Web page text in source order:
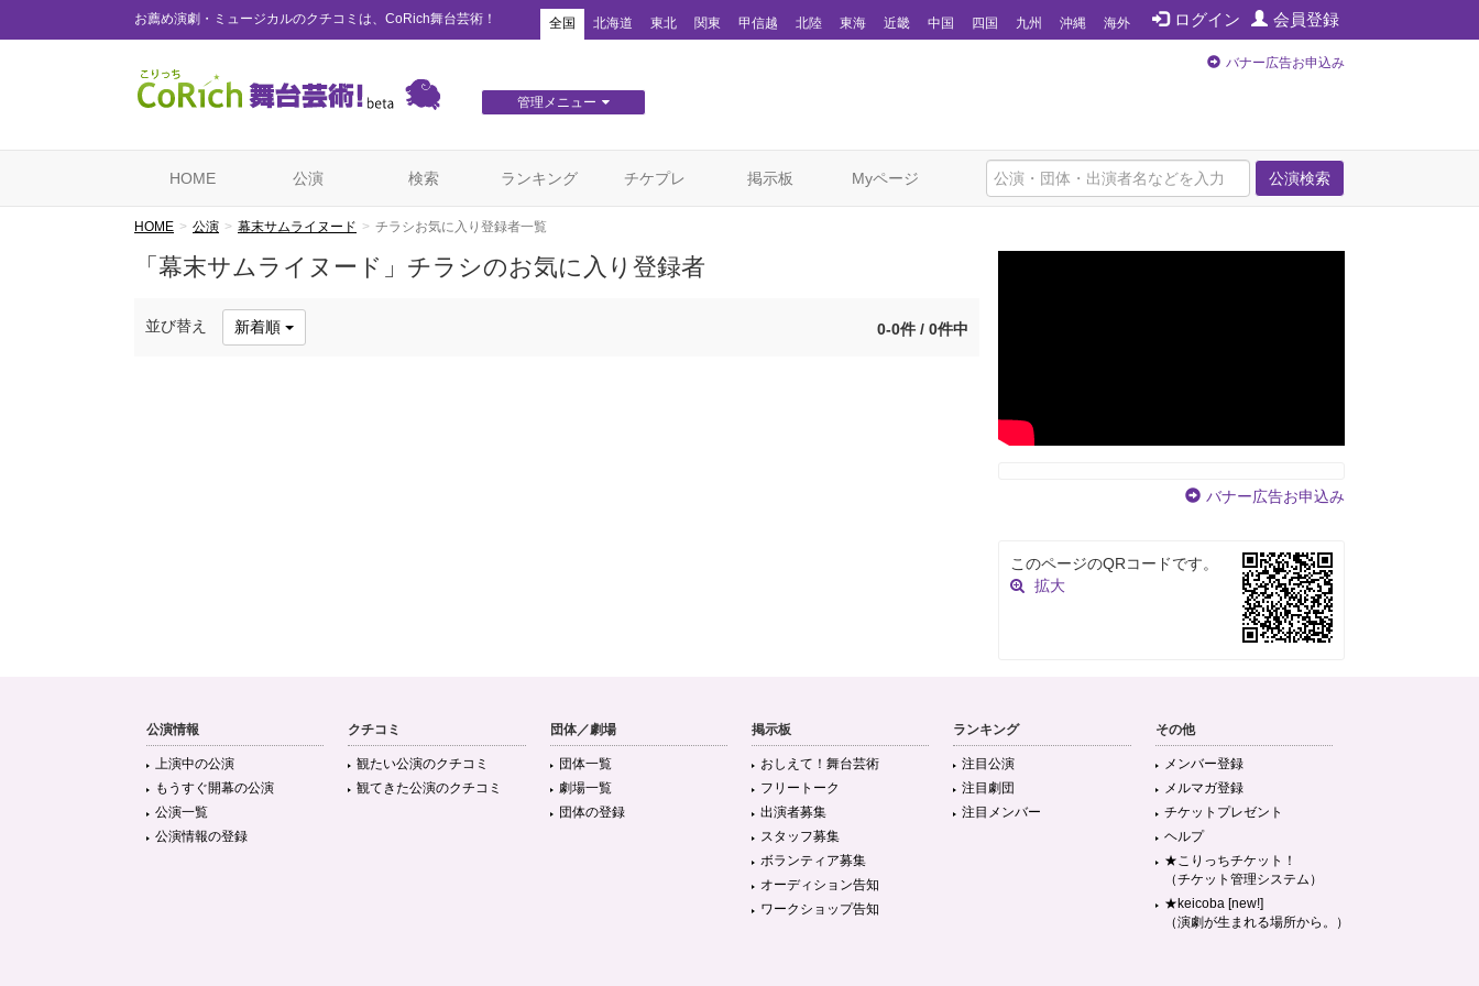
お薦め演劇・ミュージカルのクチコミは、CoRich舞台芸術！ ログイン 会員登録
全国 北海道 東北 関東 甲信越 北陸 東海 近畿 中国 四国 九州 沖縄 海外
管理メニュー
バナー広告お申込み
公演検索
HOME 公演 検索 ランキング チケプレ 掲示板 Myページ
HOME 公演 幕末サムライヌード チラシお気に入り登録者一覧
「幕末サムライヌード」チラシのお気に入り登録者
並び替え 新着順 0-0件 / 0件中
バナー広告お申込み
このページのQRコードです。
拡大
公演情報
上演中の公演
もうすぐ開幕の公演
公演一覧
公演情報の登録
クチコミ
観たい公演のクチコミ
観てきた公演のクチコミ
団体／劇場
団体一覧
劇場一覧
団体の登録
掲示板
おしえて！舞台芸術
フリートーク
出演者募集
スタッフ募集
ボランティア募集
オーディション告知
ワークショップ告知
ランキング
注目公演
注目劇団
注目メンバー
その他
メンバー登録
メルマガ登録
チケットプレゼント
ヘルプ
★こりっちチケット！
（チケット管理システム）
★keicoba [new!]
（演劇が生まれる場所から。）